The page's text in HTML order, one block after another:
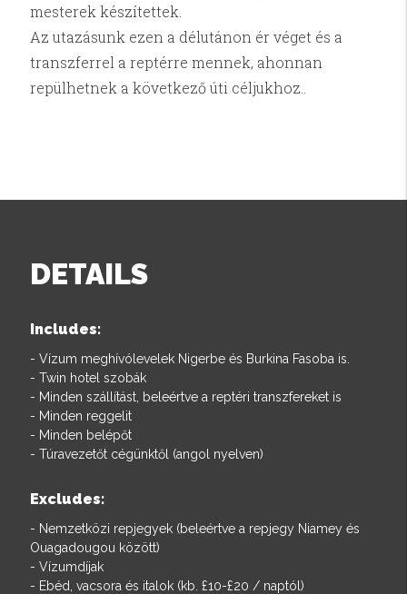
mesterek készítettek.
Az utazásunk ezen a délutánon ér véget és a
transzferrel a reptérre mennek, ahonnan
repülhetnek a következő úti céljukhoz..
DETAILS
Includes:
- Vízum meghívólevelek Nigerbe és Burkina Fasoba is.
- Twin hotel szobák
- Minden szállítást, beleértve a reptéri transzfereket is
- Minden reggelit
- Minden belépőt
- Túravezetőt cégünktől (angol nyelven)
Excludes:
- Nemzetközi repjegyek (beleértve a repjegy Niamey és
Ouagadougou között)
- Vízumdíjak
- Ebéd, vacsora és italok (kb. £10-£20 / naptól)